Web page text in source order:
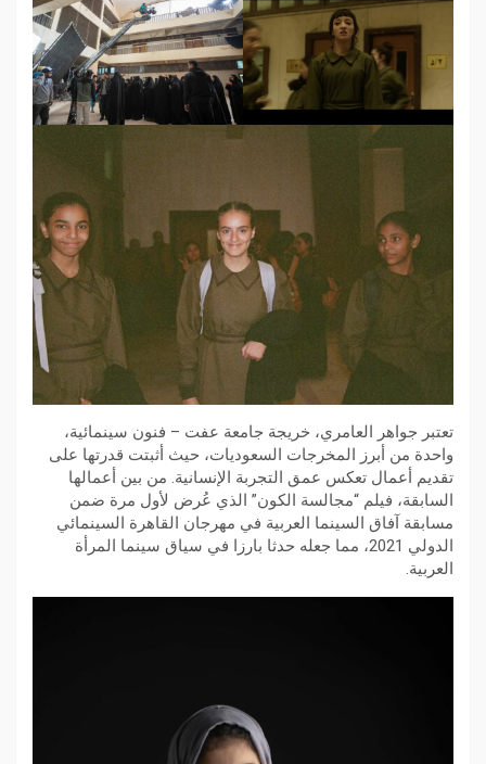
تعتبر جواهر العامري، خريجة جامعة عفت – فنون سينمائية،
واحدة من أبرز المخرجات السعوديات، حيث أثبتت قدرتها على
تقديم أعمال تعكس عمق التجربة الإنسانية. من بين أعمالها
السابقة، فيلم “مجالسة الكون” الذي عُرض لأول مرة ضمن
مسابقة آفاق السينما العربية في مهرجان القاهرة السينمائي
الدولي 2021، مما جعله حدثا بارزا في سياق سينما المرأة
العربية.